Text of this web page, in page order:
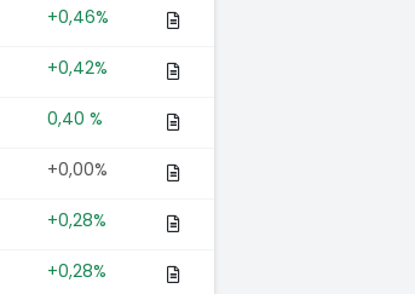
+0,46%
+0,42%
0,40 %
+0,00%
+0,28%
+0,28%